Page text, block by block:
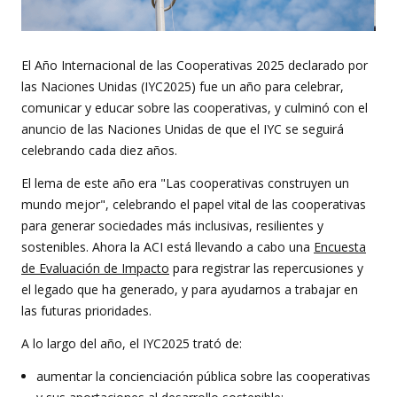
El Año Internacional de las Cooperativas 2025 declarado por
las Naciones Unidas (IYC2025) fue un año para celebrar,
comunicar y educar sobre las cooperativas, y culminó con el
anuncio de las Naciones Unidas de que el IYC se seguirá
celebrando cada diez años.
El lema de este año era "Las cooperativas construyen un
mundo mejor", celebrando el papel vital de las cooperativas
para generar sociedades más inclusivas, resilientes y
sostenibles. Ahora la ACI está llevando a cabo una Encuesta
de Evaluación de Impacto para registrar las repercusiones y
el legado que ha generado, y para ayudarnos a trabajar en
las futuras prioridades.
A lo largo del año, el IYC2025 trató de:
aumentar la concienciación pública sobre las cooperativas